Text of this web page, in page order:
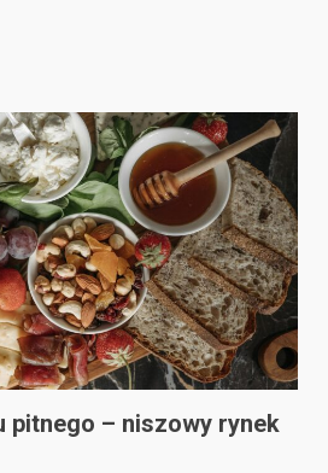
pitnego – niszowy rynek